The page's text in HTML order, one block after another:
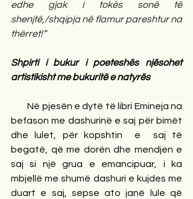
edhe gjak i tokës sonë të
shenjtë,/shqipja në flamur pareshtur na
thërret!”
Shpirti i bukur i poeteshës njësohet
artistikisht me bukuritë e natyrës
Në pjesën e dytë të libri Emineja na
befason me dashurinë e saj për bimët
dhe lulet, për kopshtin  e  saj të
begatë, që me dorën dhe mendjen e
saj si një grua e emancipuar, i ka
mbjellë me shumë dashuri e kujdes me
duart e saj, sepse ato janë lule që